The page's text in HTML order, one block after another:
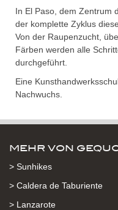
In El Paso, dem Zentrum
der komplette Zyklus
Von der Raupenzucht,
Färben werden alle
durchgeführt.
Eine
Nachwuchs.
MEHR VON
> Sunhikes
> Caldera de Taburiente
> Lanzarote